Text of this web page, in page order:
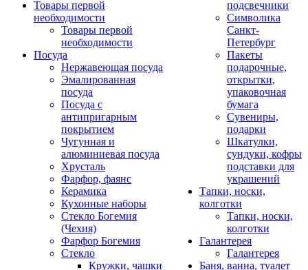
Товары первой
необходимости
Товары первой
необходимости
Посуда
Нержавеющая посуда
Эмалированная
посуда
Посуда с
антипригарным
покрытием
Чугунная и
алюминиевая посуда
Хрусталь
Фарфор, фаянс
Керамика
Кухонные наборы
Стекло Богемия
(Чехия)
Фарфор Богемия
Стекло
Кружки, чашки
подсвечники
Символика
Санкт-
Петербург
Пакеты
подарочные,
открытки,
упаковочная
бумага
Сувениры,
подарки
Шкатулки,
сундуки, кофры
подставки для
украшений
Тапки, носки,
колготки
Тапки, носки,
колготки
Галантерея
Галантерея
Баня, ванна, туалет